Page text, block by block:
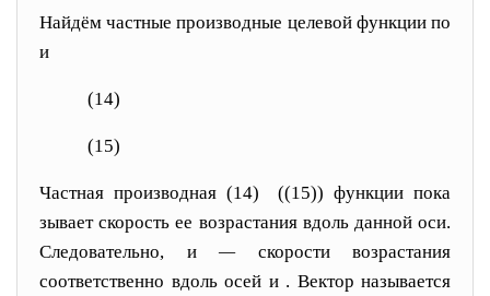
Найдём частные производные целевой функции по
и
(14)
(15)
Частная производная (14) ((15)) функции пока
зывает скорость ее возрастания вдоль данной оси.
Следовательно, и — скорости возрастания
соответственно вдоль осей и . Вектор называется